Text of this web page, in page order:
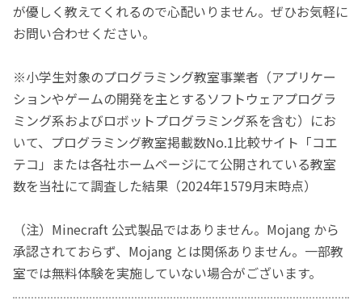
が優しく教えてくれるので心配いりません。ぜひお気軽に
お問い合わせください。
※小学生対象のプログラミング教室事業者（アプリケー
ションやゲームの開発を主とするソフトウェアプログラ
ミング系およびロボットプログラミング系を含む）にお
いて、プログラミング教室掲載数No.1比較サイト「コエ
テコ」または各社ホームページにて公開されている教室
数を当社にて調査した結果（2024年1579月末時点）
（注）Minecraft 公式製品ではありません。Mojang から
承認されておらず、Mojang とは関係ありません。一部教
室では無料体験を実施していない場合がございます。